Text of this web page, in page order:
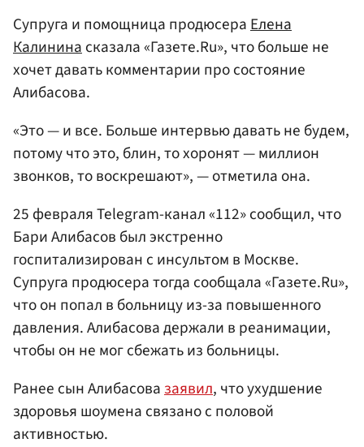
Супруга и помощница продюсера Елена
Калинина сказала «Газете.Ru», что больше не
хочет давать комментарии про состояние
Алибасова.
«Это — и все. Больше интервью давать не будем,
потому что это, блин, то хоронят — миллион
звонков, то воскрешают», — отметила она.
25 февраля Telegram-канал «112» сообщил, что
Бари Алибасов был экстренно
госпитализирован с инсультом в Москве.
Супруга продюсера тогда сообщала «Газете.Ru»,
что он попал в больницу из-за повышенного
давления. Алибасова держали в реанимации,
чтобы он не мог сбежать из больницы.
Ранее сын Алибасовазаявил, что ухудшение
здоровья шоумена связано с половой
активностью.